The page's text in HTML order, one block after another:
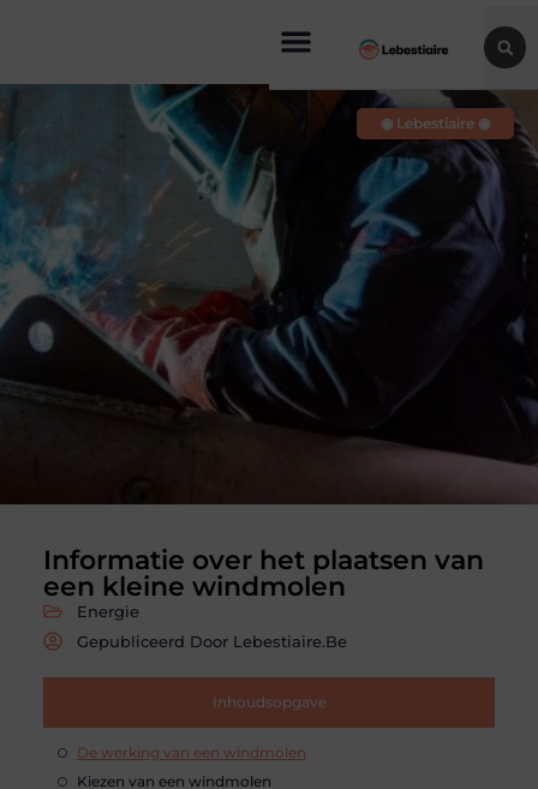
Informatie over het plaatsen van
een kleine windmolen
Energie
Gepubliceerd Door Lebestiaire.be
Inhoudsopgave
De werking van een windmolen
Kiezen van een windmolen
◉ Lebestiaire ◉